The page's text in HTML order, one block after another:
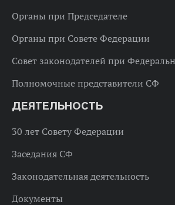
Органы при Председателе
Органы при Совете Федерации
Совет законодателей при
Полномочные представители СФ
ДЕЯТЕЛЬНОСТЬ
30 лет Совету Федерации
Заседания СФ
Законодательная деятельность
Документы